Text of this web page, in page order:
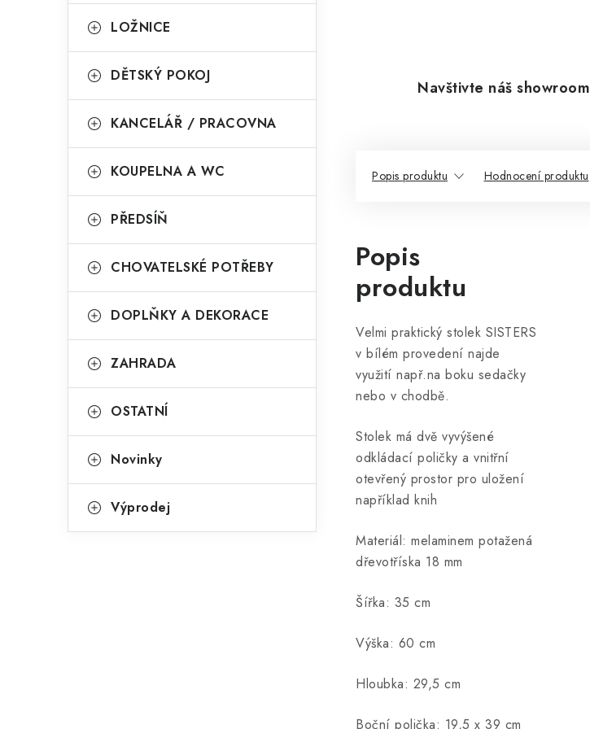
LOŽNICE
DĚTSKÝ POKOJ
KANCELÁŘ / PRACOVNA
KOUPELNA A WC
PŘEDSÍŇ
CHOVATELSKÉ POTŘEBY
DOPLŇKY A DEKORACE
ZAHRADA
OSTATNÍ
Novinky
Výprodej
Navštivte náš showroom
Popis produktu Hodnocení produktu
Popis
produktu
Velmi praktický stolek SISTERS
v bílém provedení najde
využití např.na boku sedačky
nebo v chodbě.
Stolek má dvě vyvýšené
odkládací poličky a vnitřní
otevřený prostor pro uložení
například knih
Materiál: melaminem potažená
dřevotříska 18 mm
Šířka: 35 cm
Výška: 60 cm
Hloubka: 29,5 cm
Boční polička: 19,5 x 39 cm